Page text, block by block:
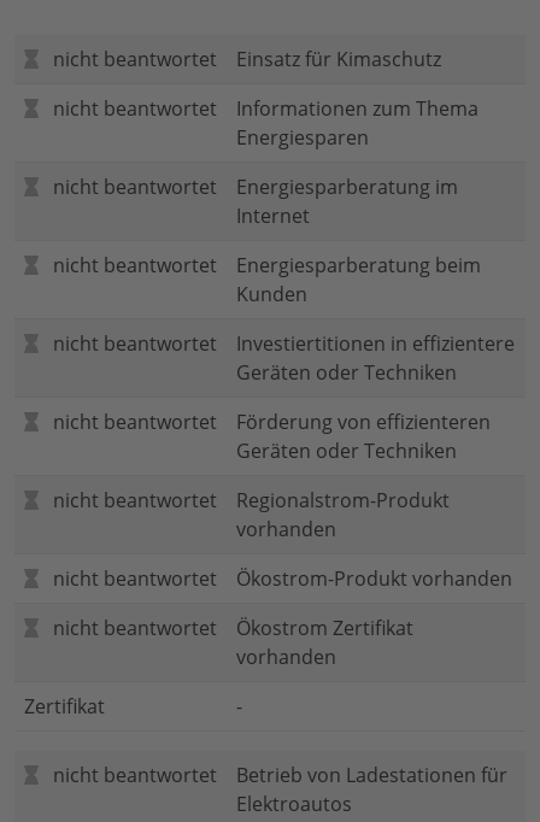
nicht beantwortet
Einsatz für Kimaschutz
nicht beantwortet
Informationen zum Thema
Energiesparen
nicht beantwortet
Energiesparberatung im
Internet
nicht beantwortet
Energiesparberatung beim
Kunden
nicht beantwortet
Investiertitionen in effizientere
Geräten oder Techniken
nicht beantwortet
Förderung von effizienteren
Geräten oder Techniken
nicht beantwortet
Regionalstrom-Produkt
vorhanden
nicht beantwortet
Ökostrom-Produkt vorhanden
nicht beantwortet
Ökostrom Zertifikat
vorhanden
Zertifikat
-
nicht beantwortet
Betrieb von Ladestationen für
Elektroautos